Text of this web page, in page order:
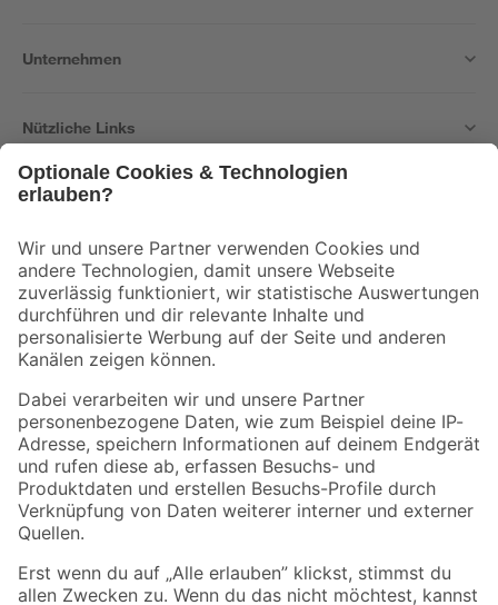
Unternehmen
Nützliche Links
Der toom Newsletter: Keine Angebote und Aktionen mehr verpassen!
Zur Newsletter Anmeldung
Folge uns
Zahlungsarten Versandarten
Sicher einkaufen